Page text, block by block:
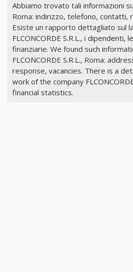
Abbiamo trovato tali informazioni su
Roma: indirizzo, telefono, contatti,
Esiste un rapporto dettagliato sul
FLCONCORDE S.R.L., i dipendenti,
finanziarie. We found such
FLCONCORDE S.R.L., Roma:
response, vacancies. There is a
work of the company
financial statistics.